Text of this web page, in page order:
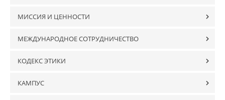
МИССИЯ И ЦЕННОСТИ
МЕЖДУНАРОДНОЕ СОТРУДНИЧЕСТВО
КОДЕКС ЭТИКИ
КАМПУС